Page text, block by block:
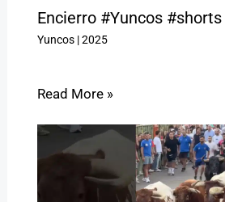
Encierro #Yuncos #shorts
Yuncos|2025
Read More »